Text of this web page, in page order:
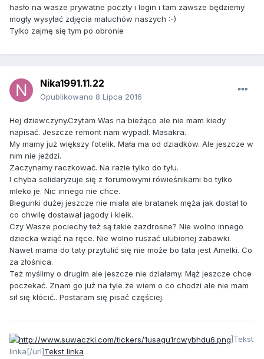
hasło na wasze prywatne poczty i login i tam zawsze będziemy
mogły wysyłać zdjęcia maluchów naszych :-)
Tylko zajmę się tym po obronie
Nika1991.11.22
Opublikowano 8 Lipca 2016
Hej dziewczyny.Czytam Was na bieżąco ale nie mam kiedy
napisać. Jeszcze remont nam wypadł. Masakra.
My mamy już większy fotelik. Mała ma od dziadków. Ale jeszcze w
nim nie jeździ.
Zaczynamy raczkować. Na razie tylko do tyłu.
I chyba solidaryzuje się z forumowymi rówieśnikami bo tylko
mleko je. Nic innego nie chce.
Biegunki dużej jeszcze nie miała ale bratanek męża jak dostał to
co chwilę dostawał jagody i kleik.
Czy Wasze pociechy też są takie zazdrosne? Nie wolno innego
dziecka wziąć na ręce. Nie wolno ruszać ulubionej zabawki.
Nawet mama do taty przytulić się nie może bo tata jest Amelki. Co
za złośnica.
Też myślimy o drugim ale jeszcze nie działamy. Mąż jeszcze chce
poczekać. Znam go już na tyle że wiem o co chodzi ale nie mam
sił się kłócić.. Postaram się pisać częściej.
]Tekst
linka[/url]Tekst linka